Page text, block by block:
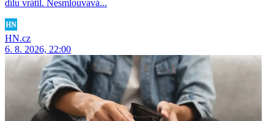
dílu vrátil. Nesmlouvavá...
HN.cz
6. 8. 2026, 22:00